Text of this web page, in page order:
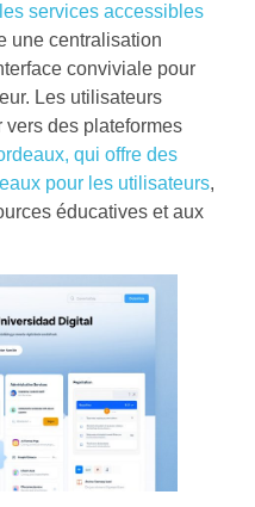
les services accessibles
une centralisation
conviviale pour
Les utilisateurs
vers des plateformes
qui offre des
pour les utilisateurs,
éducatives et aux